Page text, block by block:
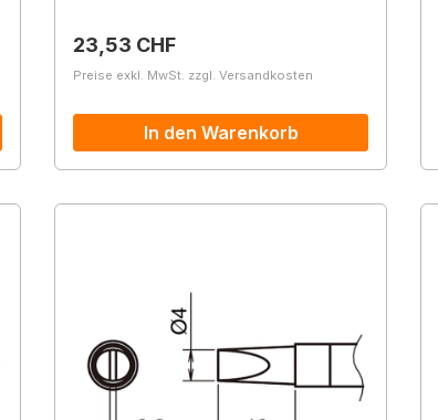
Regulärer Preis:
23,53 CHF
Preise exkl. MwSt. zzgl. Versandkosten
In den Warenkorb